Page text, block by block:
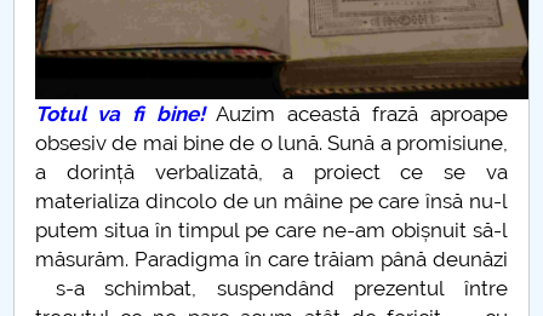
Senat
Facultăți
Studenți
Ghiduri pentru STUDENȚI
Relații Publice
Totul va fi bine!Auzim această frază aproape
obsesiv de mai bine de o lună. Sună a promisiune,
a dorință verbalizată, a proiect ce se va
materializa dincolo de un mâine pe care însă nu-l
putem situa în timpul pe care ne-am obișnuit să-l
măsurăm. Paradigma în care trăiam până deunăzi
s-a schimbat, suspendând prezentul între